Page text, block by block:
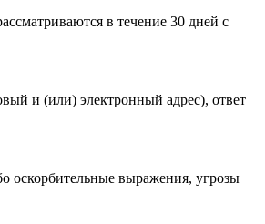
в течение 30 дней с
и (или) электронный адрес), ответ
оскорбительные выражения, угрозы